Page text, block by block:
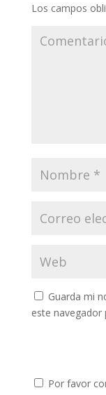
Los campos
Guarda mi
este navegador
Por favor